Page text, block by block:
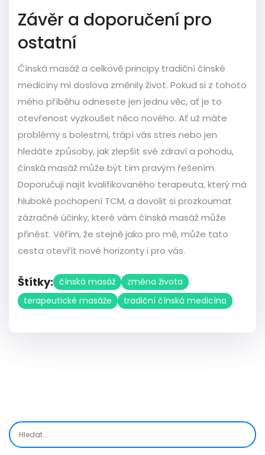
Závěr a doporučení pro
ostatní
Čínská masáž a celkově principy tradiční čínské
medicíny mi doslova změnily život. Pokud si z tohoto
mého příběhu odnesete jen jednu věc, ať je to
otevřenost vyzkoušet něco nového. Ať už máte
problémy s bolestmi, trápí vás stres nebo jen
hledáte způsoby, jak zlepšit své zdraví a pohodu,
čínská masáž může být tím pravým řešením.
Doporučuji najít kvalifikovaného terapeuta, který má
hluboké pochopení TCM, a dovolit si prozkoumat
zázračné účinky, které vám čínská masáž může
přinést. Věřím, že stejně jako pro mě, může tato
cesta otevřít nové horizonty i pro vás.
Štítky: čínská masáž
změna života
terapeutické masáže
tradiční čínská medicína